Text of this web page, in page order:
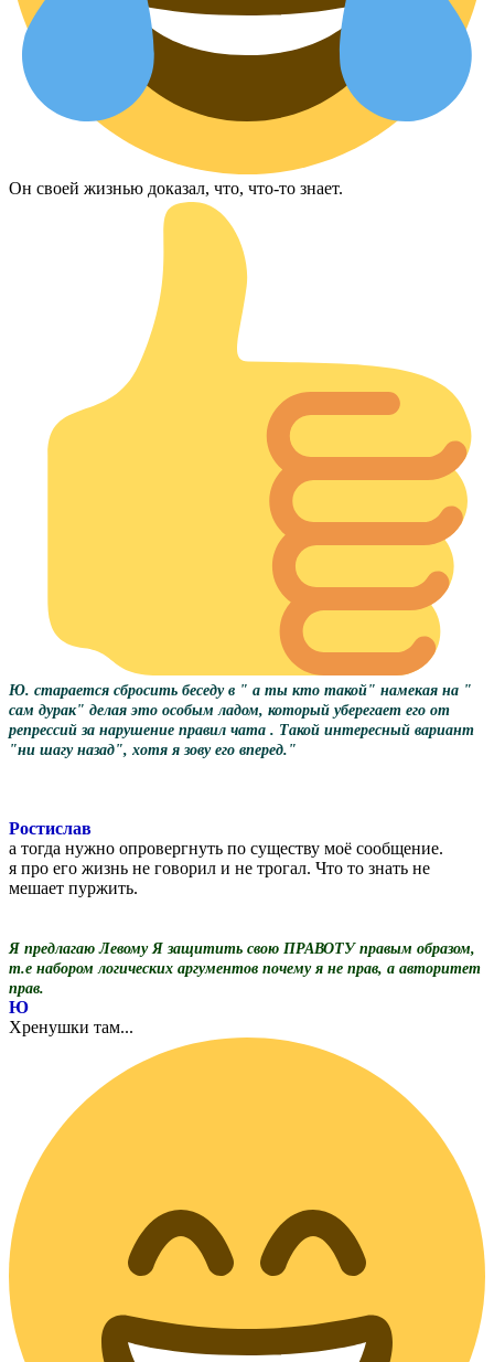
Он своей жизнью доказал, что, что-то знает.
Ю. старается сбросить беседу в " а ты кто такой" намекая на "
сам дурак" делая это особым ладом, который уберегает его от
репрессий за нарушение правил чата . Такой интересный вариант
"ни шагу назад", хотя я зову его вперед."
Ростислав
а тогда нужно опровергнуть по существу моё сообщение.
я про его жизнь не говорил и не трогал. Что то знать не
мешает пуржить.
Я предлагаю Левому Я защитить свою ПРАВОТУ правым образом,
т.е набором логических аргументов почему я не прав, а авторитет
прав.
Ю
Хренушки там...